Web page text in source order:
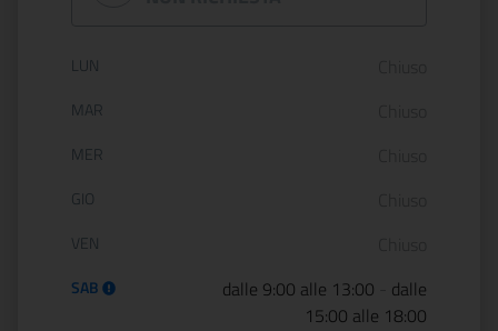
Orario di apertura:
LUN
MAR
MER
GIO
VEN
SAB dalle 9:00 alle 13:00
dalle
15:00 alle 18:00